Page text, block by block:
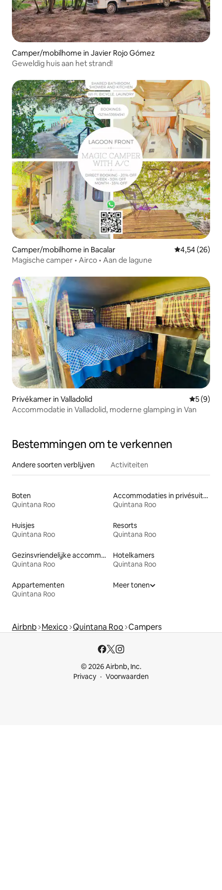
Camper/mobilhome in Javier Rojo Gómez
Geweldig huis aan het strand!
Camper/mobilhome in Bacalar Gemiddelde
4,54 (26)
Magische camper • Airco • Aan de lagune
Privékamer in Valladolid
5 (9)
Accommodatie in Valladolid, moderne glamping in Van
Bestemmingen om te verkennen
Andere soorten verblijven Activiteiten
Boten
Quintana Roo
Accommodaties in privésuites
Quintana Roo
Huisjes
Quintana Roo
Resorts
Quintana Roo
Gezinsvriendelijke accommodaties
Quintana Roo
Hotelkamers
Quintana Roo
Appartementen
Quintana Roo
Meer tonen
Airbnb Mexico Quintana Roo Campers
© 2026 Airbnb, Inc.
Privacy
Voorwaarden